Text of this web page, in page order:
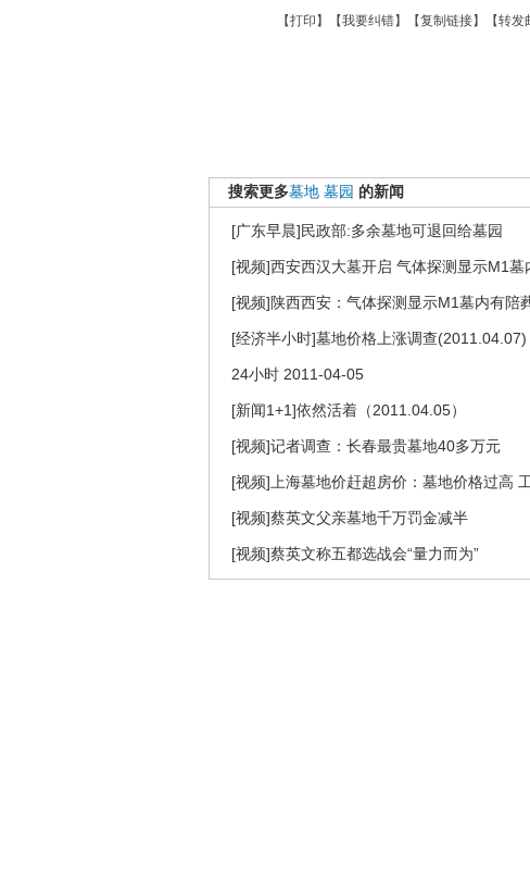
【打印 】【我要纠错】【复制链接】【转发
搜索更多墓地 墓园 的新闻
[广东早晨]民政部:多余墓地可退回给墓园
[视频]西安西汉大墓开启 气体探测显示M1墓
[视频]陕西西安：气体探测显示M1墓内有陪
[经济半小时]墓地价格上涨调查(2011.04.07)
24小时 2011-04-05
[新闻1+1]依然活着（2011.04.05）
[视频]记者调查：长春最贵墓地40多万元
[视频]上海墓地价赶超房价：墓地价格过高
[视频]蔡英文父亲墓地千万罚金减半
[视频]蔡英文称五都选战会“量力而为”